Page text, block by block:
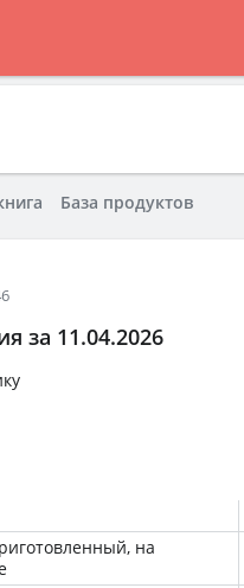
База продуктов
за 11.04.2026
на